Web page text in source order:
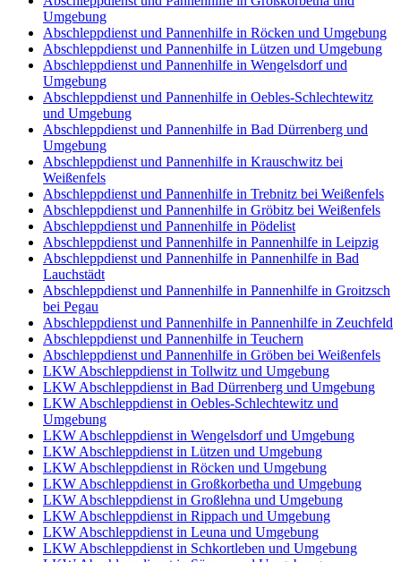
Umgebung
Abschleppdienst und Pannenhilfe in Röcken und Umgebung
Abschleppdienst und Pannenhilfe in Lützen und Umgebung
Abschleppdienst und Pannenhilfe in Wengelsdorf und
Umgebung
Abschleppdienst und Pannenhilfe in Oebles-Schlechtewitz
und Umgebung
Abschleppdienst und Pannenhilfe in Bad Dürrenberg und
Umgebung
Abschleppdienst und Pannenhilfe in Krauschwitz bei
Weißenfels
Abschleppdienst und Pannenhilfe in Trebnitz bei Weißenfels
Abschleppdienst und Pannenhilfe in Gröbitz bei Weißenfels
Abschleppdienst und Pannenhilfe in Pödelist
Abschleppdienst und Pannenhilfe in Pannenhilfe in Leipzig
Abschleppdienst und Pannenhilfe in Pannenhilfe in Bad
Lauchstädt
Abschleppdienst und Pannenhilfe in Pannenhilfe in Groitzsch
bei Pegau
Abschleppdienst und Pannenhilfe in Pannenhilfe in Zeuchfeld
Abschleppdienst und Pannenhilfe in Teuchern
Abschleppdienst und Pannenhilfe in Gröben bei Weißenfels
LKW Abschleppdienst in Tollwitz und Umgebung
LKW Abschleppdienst in Bad Dürrenberg und Umgebung
LKW Abschleppdienst in Oebles-Schlechtewitz und
Umgebung
LKW Abschleppdienst in Wengelsdorf und Umgebung
LKW Abschleppdienst in Lützen und Umgebung
LKW Abschleppdienst in Röcken und Umgebung
LKW Abschleppdienst in Großkorbetha und Umgebung
LKW Abschleppdienst in Großlehna und Umgebung
LKW Abschleppdienst in Rippach und Umgebung
LKW Abschleppdienst in Leuna und Umgebung
LKW Abschleppdienst in Schkortleben und Umgebung